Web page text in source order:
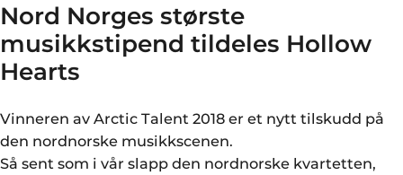
Nord Norges største
musikkstipend tildeles Hollow
Hearts
Vinneren av Arctic Talent 2018 er et nytt tilskudd på
den nordnorske musikkscenen.
Så sent som i vår slapp den nordnorske kvartetten,